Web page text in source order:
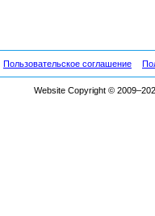
Пользовательское соглашение
Website Copyright ©